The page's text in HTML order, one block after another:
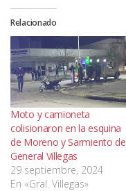
Relacionado
Moto y camioneta
colisionaron en la esquina
de Moreno y Sarmiento de
General Villegas
29 septiembre, 2024
En «Gral. Villegas»